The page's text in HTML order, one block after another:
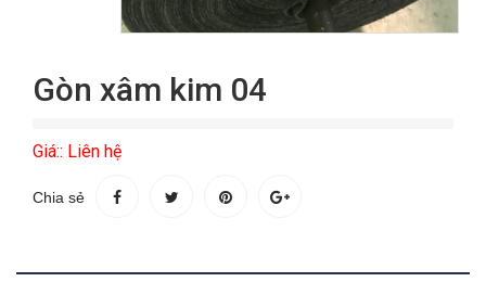
Gòn xâm kim 04
Giá:: Liên hệ
Chia sẻ